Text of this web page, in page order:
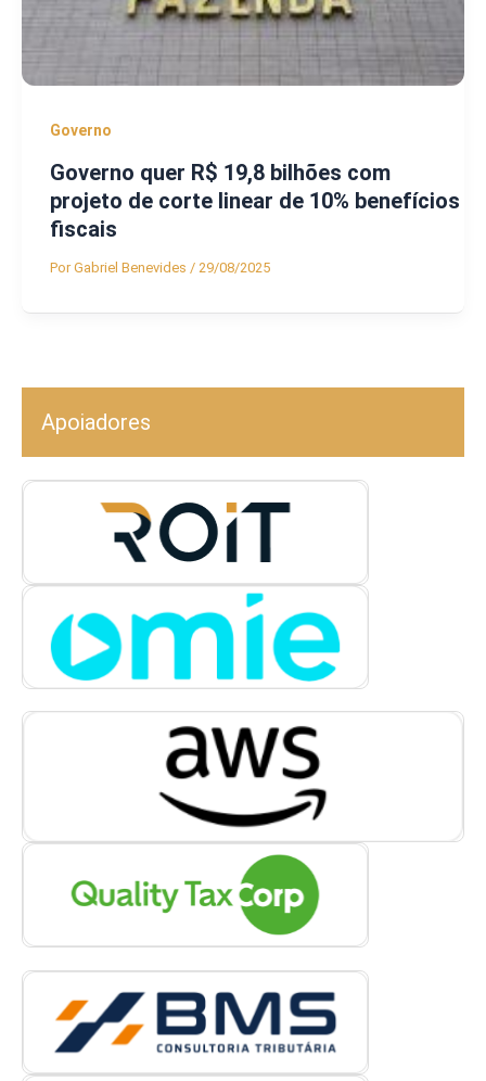
Governo
Governo quer R$ 19,8 bilhões com
projeto de corte linear de 10% benefícios
fiscais
PorGabriel Benevides / 29/08/2025
Apoiadores